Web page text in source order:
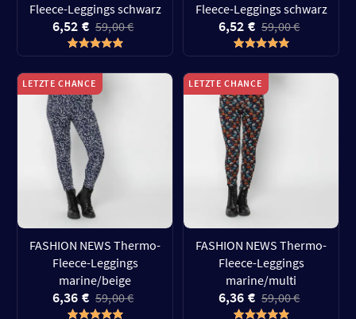
Fleece-Leggings schwarz
6,52 € 59,00 €
Fleece-Leggings schwarz
6,52 € 59,00 €
LETZTE CHANCE
FASHION NEWS Thermo-
Fleece-Leggings
marine/beige
6,36 € 59,00 €
LETZTE CHANCE
FASHION NEWS Thermo-
Fleece-Leggings
marine/multi
6,36 € 59,00 €